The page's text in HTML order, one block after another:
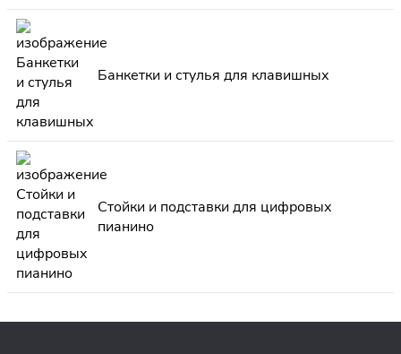
Банкетки и стулья для клавишных
Стойки и подставки для цифровых
пианино